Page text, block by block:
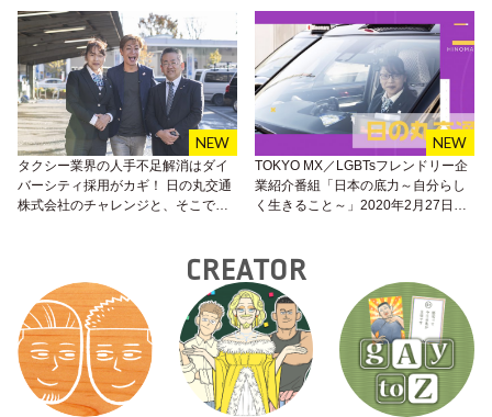
タクシー業界の人手不足解消はダイ
バーシティ採用がカギ！ 日の丸交通
株式会社のチャレンジと、そこで働
TOKYO MX／LGBTsフレンドリー企
業紹介番組「日本の底力～自分らし
く生きること～」2020年2月27日
CREATOR